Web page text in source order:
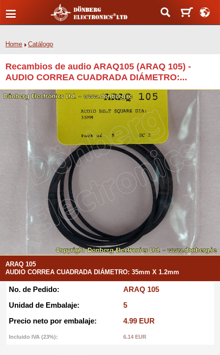
Home Catálogo
Recambios de audio ARAQ105 (ARAQ 105) -
AUDIO CORREA CUADRADA DIÁMETRO:...
ARAQ 105
AUDIO CORREA CUADRADA DIÁMETRO: 35mm X 1.2mm
No. de Pedido:
ARAQ 105
Unidad de Embalaje:
5
Precio neto por embalaje:
4.99 EUR
Incluido IVA (23%): 6.14 EUR